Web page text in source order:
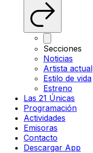
Secciones
Noticias
Artista actual
Estilo de vida
Estreno
Las 21 Únicas
Programación
Actividades
Emisoras
Contacto
Descargar App